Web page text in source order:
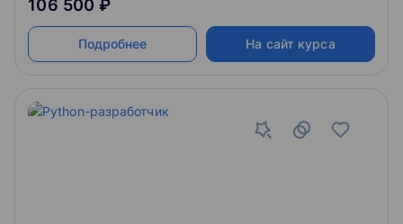
106 500 ₽
Подробнее На сайт курса